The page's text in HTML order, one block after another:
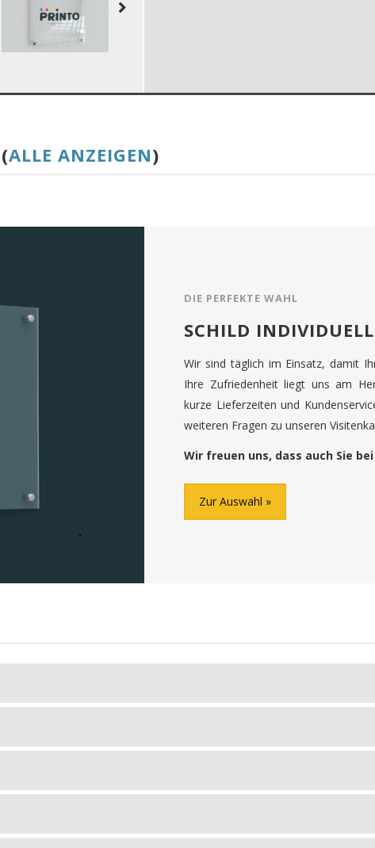
ALLE ANZEIGEN)
DIE PERFEKTE WAHL
SCHILD
Wir sind täglich im Einsatz, damit
Ihre Zufriedenheit liegt uns am
kurze Lieferzeiten und
weiteren Fragen zu unseren
Wir freuen uns, dass auch Sie
Zur Auswahl